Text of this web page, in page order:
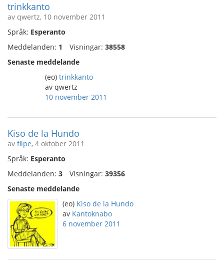
trinkkanto
av qwertz, 10 november 2011
Språk: Esperanto
Meddelanden: 1 Visningar: 38558
Senaste meddelande
(eo) trinkkanto
av qwertz
10 november 2011
Kiso de la Hundo
av flipe, 4 oktober 2011
Språk: Esperanto
Meddelanden: 3 Visningar: 39356
Senaste meddelande
(eo) Kiso de la Hundo
av Kantoknabo
6 november 2011